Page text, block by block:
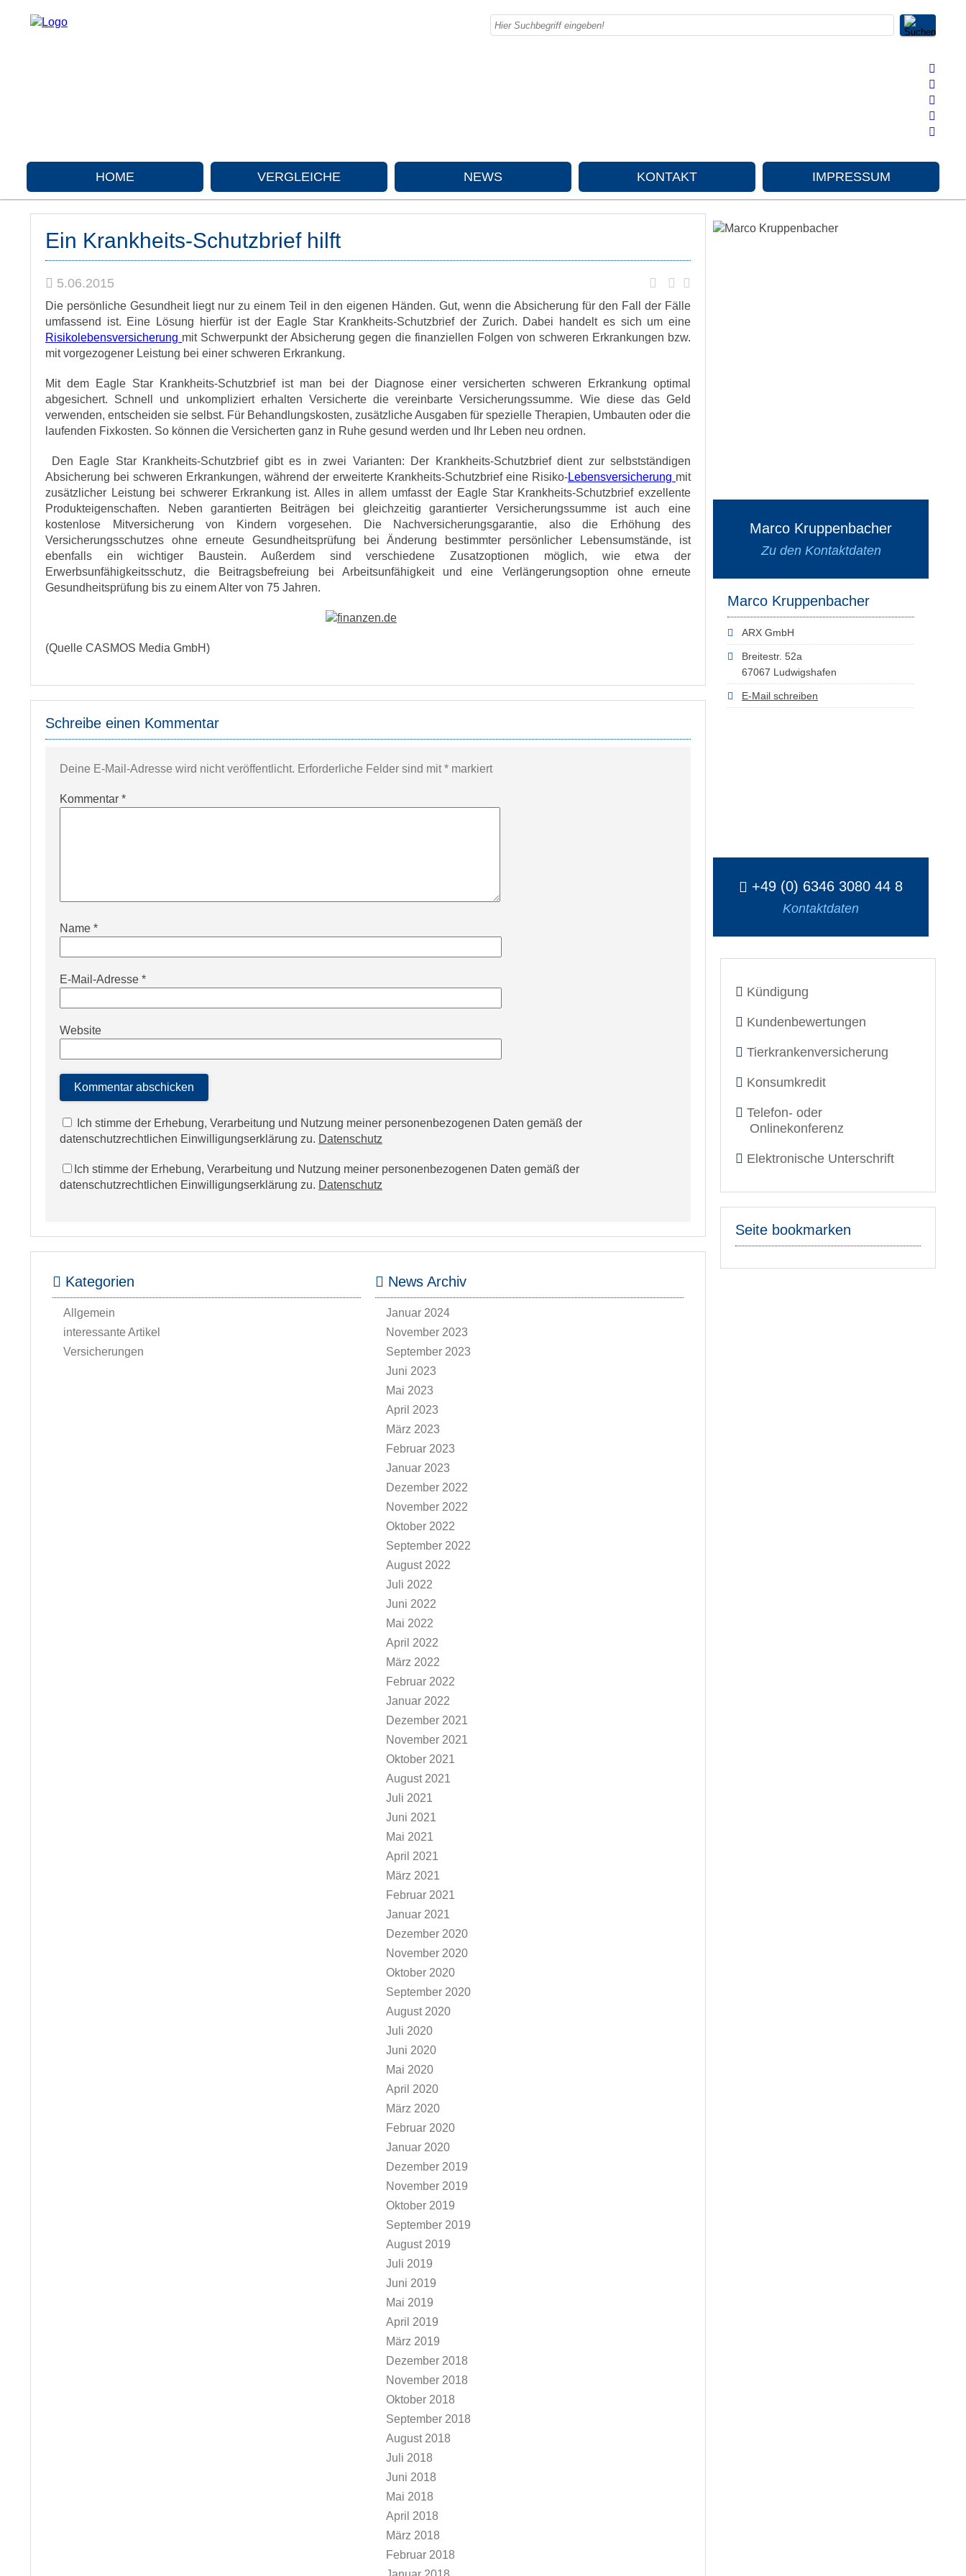
HOME VERGLEICHE NEWS KONTAKT IMPRESSUM
Marco Kruppenbacher
Zu den Kontaktdaten
Marco Kruppenbacher
ARX GmbH
Breitestr. 52a
67067 Ludwigshafen
E-Mail schreiben
+49 (0) 6346 3080 44 8
Kontaktdaten
Kündigung
Kundenbewertungen
Tierkrankenversicherung
Konsumkredit
Telefon- oder
Onlinekonferenz
Elektronische Unterschrift
Seite bookmarken
Ein Krankheits-Schutzbrief hilft
5.06.2015
Die persönliche Gesundheit liegt nur zu einem Teil in den eigenen Händen. Gut, wenn die Absicherung für den Fall der Fälle
umfassend ist. Eine Lösung hierfür ist der Eagle Star Krankheits-Schutzbrief der Zurich. Dabei handelt es sich um eine
Risikolebensversicherung mit Schwerpunkt der Absicherung gegen die finanziellen Folgen von schweren Erkrankungen bzw.
mit vorgezogener Leistung bei einer schweren Erkrankung.
Mit dem Eagle Star Krankheits-Schutzbrief ist man bei der Diagnose einer versicherten schweren Erkrankung optimal
abgesichert. Schnell und unkompliziert erhalten Versicherte die vereinbarte Versicherungssumme. Wie diese das Geld
verwenden, entscheiden sie selbst. Für Behandlungskosten, zusätzliche Ausgaben für spezielle Therapien, Umbauten oder die
laufenden Fixkosten. So können die Versicherten ganz in Ruhe gesund werden und Ihr Leben neu ordnen.
Den Eagle Star Krankheits-Schutzbrief gibt es in zwei Varianten: Der Krankheits-Schutzbrief dient zur selbstständigen
Absicherung bei schweren Erkrankungen, während der erweiterte Krankheits-Schutzbrief eine Risiko-Lebensversicherung mit
zusätzlicher Leistung bei schwerer Erkrankung ist. Alles in allem umfasst der Eagle Star Krankheits-Schutzbrief exzellente
Produkteigenschaften. Neben garantierten Beiträgen bei gleichzeitig garantierter Versicherungssumme ist auch eine
kostenlose Mitversicherung von Kindern vorgesehen. Die Nachversicherungsgarantie, also die Erhöhung des
Versicherungsschutzes ohne erneute Gesundheitsprüfung bei Änderung bestimmter persönlicher Lebensumstände, ist
ebenfalls ein wichtiger Baustein. Außerdem sind verschiedene Zusatzoptionen möglich, wie etwa der
Erwerbsunfähigkeitsschutz, die Beitragsbefreiung bei Arbeitsunfähigkeit und eine Verlängerungsoption ohne erneute
Gesundheitsprüfung bis zu einem Alter von 75 Jahren.
(Quelle CASMOS Media GmbH)
Schreibe einen Kommentar
Deine E-Mail-Adresse wird nicht veröffentlicht. Erforderliche Felder sind mit* markiert
Kommentar *
Name *
E-Mail-Adresse *
Website
Ich stimme der Erhebung, Verarbeitung und Nutzung meiner personenbezogenen Daten gemäß der
datenschutzrechtlichen Einwilligungserklärung zu. Datenschutz
Ich stimme der Erhebung, Verarbeitung und Nutzung meiner personenbezogenen Daten gemäß der
datenschutzrechtlichen Einwilligungserklärung zu. Datenschutz
Kategorien
Allgemein
interessante Artikel
Versicherungen
News Archiv
Januar 2024
November 2023
September 2023
Juni 2023
Mai 2023
April 2023
März 2023
Februar 2023
Januar 2023
Dezember 2022
November 2022
Oktober 2022
September 2022
August 2022
Juli 2022
Juni 2022
Mai 2022
April 2022
März 2022
Februar 2022
Januar 2022
Dezember 2021
November 2021
Oktober 2021
August 2021
Juli 2021
Juni 2021
Mai 2021
April 2021
März 2021
Februar 2021
Januar 2021
Dezember 2020
November 2020
Oktober 2020
September 2020
August 2020
Juli 2020
Juni 2020
Mai 2020
April 2020
März 2020
Februar 2020
Januar 2020
Dezember 2019
November 2019
Oktober 2019
September 2019
August 2019
Juli 2019
Juni 2019
Mai 2019
April 2019
März 2019
Dezember 2018
November 2018
Oktober 2018
September 2018
August 2018
Juli 2018
Juni 2018
Mai 2018
April 2018
März 2018
Februar 2018